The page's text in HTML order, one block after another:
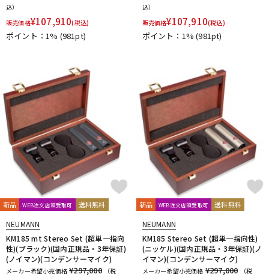
込）
販売価格¥107,910(税込)
ポイント：1% (981pt)
込）
販売価格¥107,910(税込)
ポイント：1%(981pt)
新品 WEB注文店頭受取可 送料無料
NEUMANN
KM185 mt Stereo Set (超単一指向
性)(ブラック)(国内正規品・3年保証)
(ノイマン)(コンデンサーマイク)
メーカー希望小売価格 ¥297,000
（税
新品 WEB注文店頭受取可 送料無料
NEUMANN
KM185 Stereo Set (超単一指向性)
(ニッケル)(国内正規品・3年保証)(ノ
イマン)(コンデンサーマイク)
メーカー希望小売価格 ¥297,000
（税